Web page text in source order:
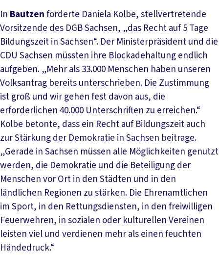
In Bautzenforderte Daniela Kolbe, stellvertretende
Vorsitzende des DGB Sachsen, „das Recht auf 5 Tage
Bildungszeit in Sachsen“. Der Ministerpräsident und die
CDU Sachsen müssten ihre Blockadehaltung endlich
aufgeben. „Mehr als 33.000 Menschen haben unseren
Volksantrag bereits unterschrieben. Die Zustimmung
ist groß und wir gehen fest davon aus, die
erforderlichen 40.000 Unterschriften zu erreichen.“
Kolbe betonte, dass ein Recht auf Bildungszeit auch
zur Stärkung der Demokratie in Sachsen beitrage.
„Gerade in Sachsen müssen alle Möglichkeiten genutzt
werden, die Demokratie und die Beteiligung der
Menschen vor Ort in den Städten und in den
ländlichen Regionen zu stärken. Die Ehrenamtlichen
im Sport, in den Rettungsdiensten, in den freiwilligen
Feuerwehren, in sozialen oder kulturellen Vereinen
leisten viel und verdienen mehr als einen feuchten
Händedruck.“